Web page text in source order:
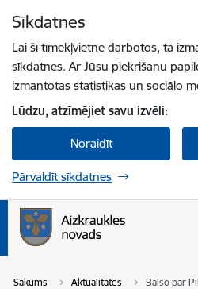
Sīkdatnes
Lai šī tīmekļvietne darbotos, tā
sīkdatnes. Ar Jūsu piekrišanu
izmantotas statistikas un sociālo
Lūdzu, atzīmējiet savu izvēli:
Noraidīt
Pārvaldīt sīkdatnes
Sākums Aktualitātes Balso par